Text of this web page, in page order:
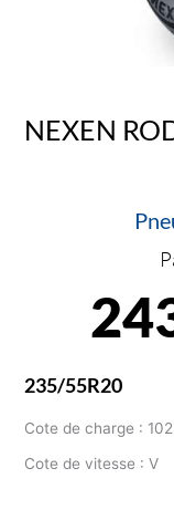
NEXEN
235/55R20
Cote de charge :
Cote de vitesse : V